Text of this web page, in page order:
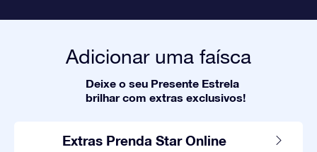
Adicionar uma faísca
Deixe o seu Presente Estrela
brilhar com extras exclusivos!
Extras Prenda Star Online